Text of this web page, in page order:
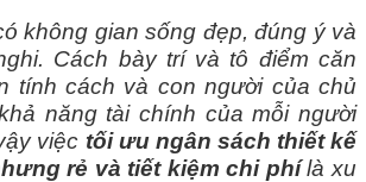
không gian sống đẹp, đúng ý và
Cách bày trí và tô điểm căn
tính cách và con người của chủ
năng tài chính của mỗi người
việc tối ưu ngân sách thiết kế
rẻ và tiết kiệm chi phílà xu